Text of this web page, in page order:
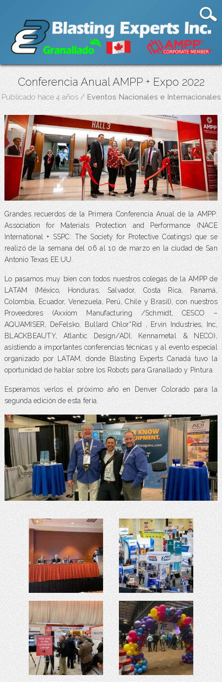
Conferencia Anual AMPP + Expo 2022
Publicado hace 4 años/ Eventos Nacionales e Internacionales
Grandes recuerdos de la Primera Conferencia Anual de la AMPP:
Association for Materials Protection and Performance (NACE
International + SSPC: The Society for Protective Coatings) que se
realizó de la semana del 06 al 10 de marzo en la ciudad de San
Antonio Texas EE.UU.
Lo pasamos muy bien con todos nuestros colegas de la AMPP de
LATAM (México, Honduras, Salvador, Costa Rica, Panamá,
Colombia, Ecuador, Venezuela, Perú, Chile y Brasil), con nuestros
Proveedores (Axxiom Manufacturing /Schmidt, CESCO –
AQUAMISER, DeFelsko, Bullard Chlor*Rid , Ervin Industries, Inc,
BLACKBEAUTY, Atlantic Design/ADI, Kennametal & NECO),
asistiendo a importantes conferencias técnicas y al evento especial
organizado por LATAM, donde Blasting Experts Canadá tuvo la
oportunidad de hablar sobre los Robots para Granallado y Pintura.
Esperamos verlos el próximo año en Denver Colorado para la
segunda edición de esta feria.